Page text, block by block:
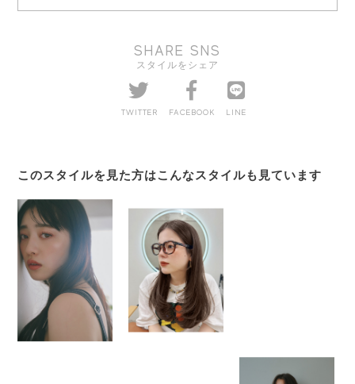
SHARE SNS
スタイルをシェア
TWITTER FACEBOOK LINE
このスタイルを見た方はこんなスタイルも見ています